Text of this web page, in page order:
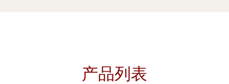
产品列表